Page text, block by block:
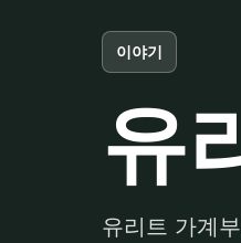
이야기
유
유리트 가계